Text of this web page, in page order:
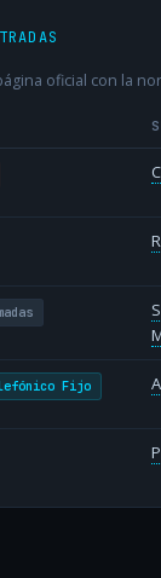
oficial con la
Fijo